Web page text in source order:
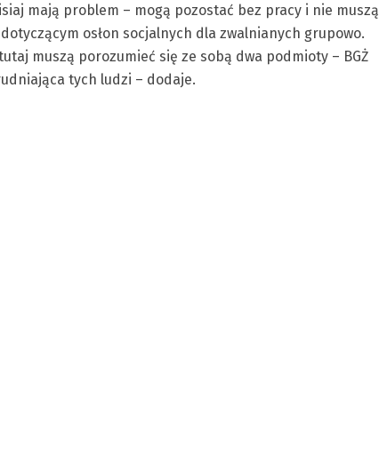
mają problem – mogą pozostać bez pracy i nie muszą
osłon socjalnych dla zwalnianych grupowo.
muszą porozumieć się ze sobą dwa podmioty – BGŻ
tych ludzi – dodaje.